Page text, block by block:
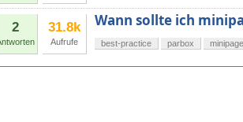
2 31.8k
Aufrufe
Wann sollte ich
best-practice parbox minipage